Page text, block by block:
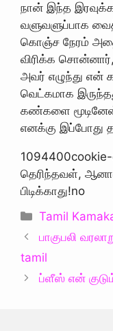
நான் இந்த
வளுவளுப்பாக
கொஞ்ச நேரம்
விரிக்க
அவர் எழுந்து என்
வெட்கமாக
கண்களை
எனக்கு இப்போது
தெரிந்தவள்,
பிடிக்காது!no
Categories
Tamil
பாகுபலி
tamil
ப்ளீஸ் என்